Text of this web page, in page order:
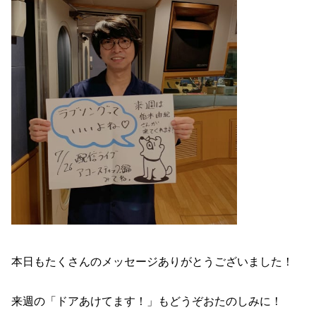
本日もたくさんのメッセージありがとうございました！
来週の「ドアあけてます！」もどうぞおたのしみに！